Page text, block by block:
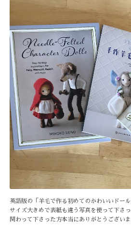
英語版の「羊毛で作る初めてのかわいいドー
サイズ大きめで表紙も違う写真を使って下さっ
関わって下さった方本当にありがとうございま